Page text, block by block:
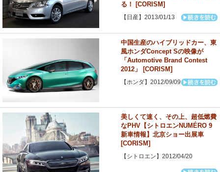
る！ [CORISM]
【日産】2013/01/13
中国生産のハイブリッドカー、東
風ホンダConcept Sの映像が
「Automotive Brand Contest
2012」 [CORISM]
【ホンダ】2012/09/09
美しくて速く、その上、超低燃費
なPHV【シトロエンNUMÉRO 9
新車情報】北京ショー出展車
[CORISM]
【シトロエン】2012/04/20